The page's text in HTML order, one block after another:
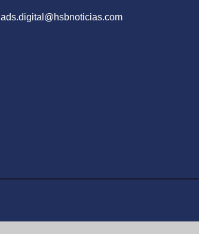
ads.digital@hsbnoticias.com